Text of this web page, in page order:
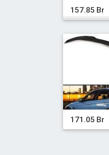
157.85 Br
171.05 Br